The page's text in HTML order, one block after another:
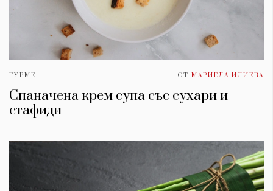
ГУРМЕ ОТ МАРИЕЛА ИЛИЕВА
Спаначена крем супа със сухари и
стафиди